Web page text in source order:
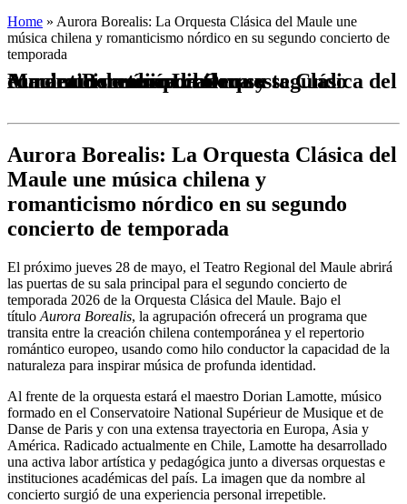
Home » Aurora Borealis: La Orquesta Clásica del Maule une
música chilena y romanticismo nórdico en su segundo concierto de
temporada
Aurora Borealis: La Orquesta Clásica del Maule une música chilena y romanticismo nórdico en su segundo concierto de temporada
Aurora Borealis: La Orquesta Clásica del
Maule une música chilena y
romanticismo nórdico en su segundo
concierto de temporada
El próximo jueves 28 de mayo, el Teatro Regional del Maule abrirá
las puertas de su sala principal para el segundo concierto de
temporada 2026 de la Orquesta Clásica del Maule. Bajo el
título Aurora Borealis, la agrupación ofrecerá un programa que
transita entre la creación chilena contemporánea y el repertorio
romántico europeo, usando como hilo conductor la capacidad de la
naturaleza para inspirar música de profunda identidad.
Al frente de la orquesta estará el maestro Dorian Lamotte, músico
formado en el Conservatoire National Supérieur de Musique et de
Danse de Paris y con una extensa trayectoria en Europa, Asia y
América. Radicado actualmente en Chile, Lamotte ha desarrollado
una activa labor artística y pedagógica junto a diversas orquestas e
instituciones académicas del país. La imagen que da nombre al
concierto surgió de una experiencia personal irrepetible.